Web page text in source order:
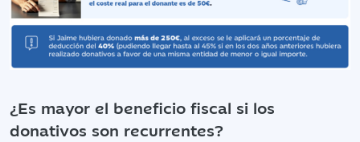
¿Es mayor el beneficio ﬁscal si los
donativos son recurrentes?